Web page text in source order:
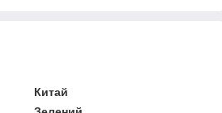
Китай